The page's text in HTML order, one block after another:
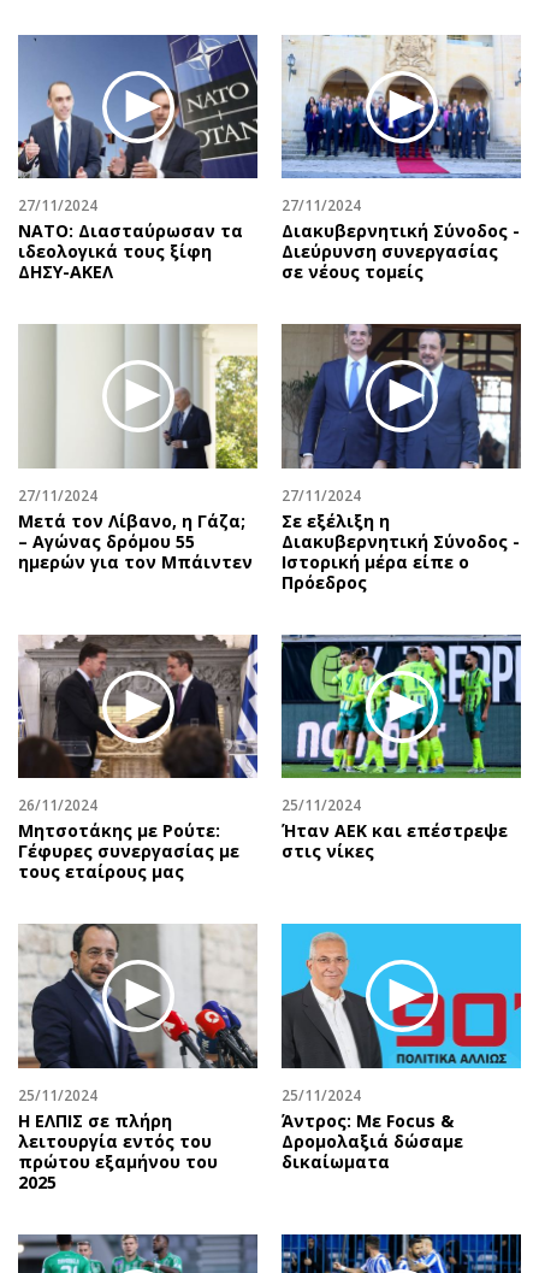
27/11/2024
ΝΑΤΟ: Διασταύρωσαν τα
ιδεολογικά τους ξίφη
ΔΗΣΥ-ΑΚΕΛ
27/11/2024
Διακυβερνητική Σύνοδος -
Διεύρυνση συνεργασίας
σε νέους τομείς
27/11/2024
Μετά τον Λίβανο, η Γάζα;
– Αγώνας δρόμου 55
ημερών για τον Μπάιντεν
27/11/2024
Σε εξέλιξη η
Διακυβερνητική Σύνοδος -
Ιστορική μέρα είπε ο
Πρόεδρος
26/11/2024
Μητσοτάκης με Ρούτε:
Γέφυρες συνεργασίας με
τους εταίρους μας
25/11/2024
Ήταν ΑΕΚ και επέστρεψε
στις νίκες
25/11/2024
Η ΕΛΠΙΣ σε πλήρη
λειτουργία εντός του
πρώτου εξαμήνου του
2025
25/11/2024
Άντρος: Με Focus &
Δρομολαξιά δώσαμε
δικαίωματα